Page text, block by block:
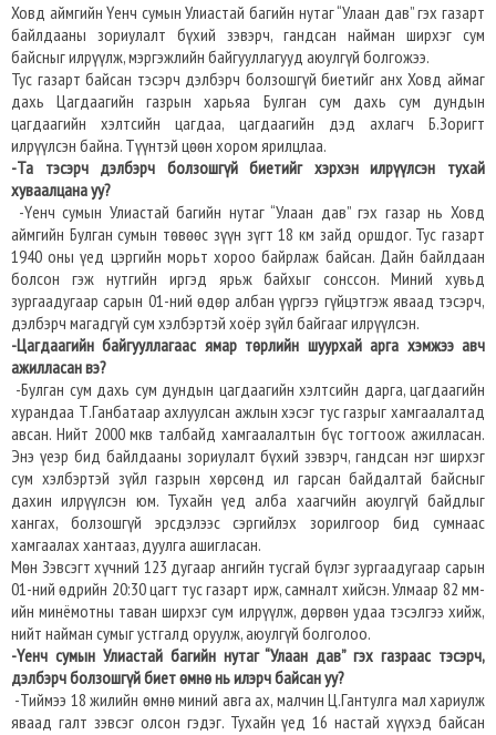
Ховд аймгийн Үенч сумын Улиастай багийн нутаг “Улаан дав” гэх газарт
байлдааны зориулалт бүхий зэвэрч, гандсан найман ширхэг сум
байсныг илрүүлж, мэргэжлийн байгууллагууд аюулгүй болгожээ.
Тус газарт байсан тэсэрч дэлбэрч болзошгүй биетийг анх Ховд аймаг
дахь Цагдаагийн газрын харьяа Булган сум дахь сум дундын
цагдаагийн хэлтсийн цагдаа, цагдаагийн дэд ахлагч Б.Зоригт
илрүүлсэн байна. Түүнтэй цөөн хором ярилцлаа.
-Та тэсэрч дэлбэрч болзошгүй биетийг хэрхэн илрүүлсэн тухай
хуваалцана уу?
-Үенч сумын Улиастай багийн нутаг “Улаан дав” гэх газар нь Ховд
аймгийн Булган сумын төвөөс зүүн зүгт 18 км зайд оршдог. Тус газарт
1940 оны үед цэргийн морьт хороо байрлаж байсан. Дайн байлдаан
болсон гэж нутгийн иргэд ярьж байхыг сонссон. Миний хувьд
зургаадугаар сарын 01-ний өдөр албан үүргээ гүйцэтгэж яваад тэсэрч,
дэлбэрч магадгүй сум хэлбэртэй хоёр зүйл байгааг илрүүлсэн.
-Цагдаагийн байгууллагаас ямар төрлийн шуурхай арга хэмжээ авч
ажилласан вэ?
-Булган сум дахь сум дундын цагдаагийн хэлтсийн дарга, цагдаагийн
хурандаа Т.Ганбатаар ахлуулсан ажлын хэсэг тус газрыг хамгаалалтад
авсан. Нийт 2000 мкв талбайд хамгаалалтын бүс тогтоож ажилласан.
Энэ үеэр бид байлдааны зориулалт бүхий зэвэрч, гандсан нэг ширхэг
сум хэлбэртэй зүйл газрын хөрсөнд ил гарсан байдалтай байсныг
дахин илрүүлсэн юм. Тухайн үед алба хаагчийн аюулгүй байдлыг
хангах, болзошгүй эрсдэлээс сэргийлэх зорилгоор бид сумнаас
хамгаалах хантааз, дуулга ашигласан.
Мөн Зэвсэгт хүчний 123 дугаар ангийн тусгай бүлэг зургаадугаар сарын
01-ний өдрийн 20:30 цагт тус газарт ирж, самналт хийсэн. Улмаар 82 мм-
ийн минёмотны таван ширхэг сум илрүүлж, дөрвөн удаа тэсэлгээ хийж,
нийт найман сумыг устгалд оруулж, аюулгүй болголоо.
-Үенч сумын Улиастай багийн нутаг “Улаан дав” гэх газраас тэсэрч,
дэлбэрч болзошгүй биет өмнө нь илэрч байсан уу?
-Тиймээ 18 жилийн өмнө миний авга ах, малчин Ц.Гантулга мал хариулж
яваад галт зэвсэг олсон гэдэг. Тухайн үед 16 настай хүүхэд байсан